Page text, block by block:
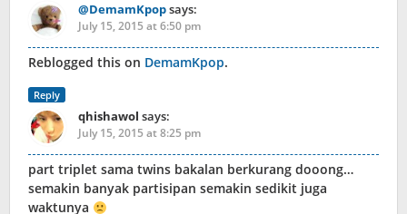
@DemamKpopsays:
July 15, 2015 at 6:50 pm
Reblogged this on DemamKpop.
Reply
qhishawol says:
July 15, 2015 at 8:25 pm
part triplet sama twins bakalan berkurang dooong…
semakin banyak partisipan semakin sedikit juga
waktunya